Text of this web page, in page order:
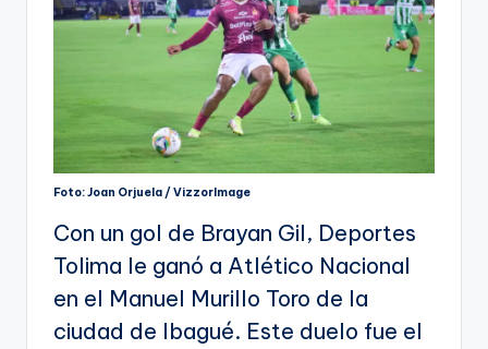
Foto: Joan Orjuela / VizzorImage
Con un gol de Brayan Gil, Deportes
Tolima le ganó a Atlético Nacional
en el Manuel Murillo Toro de la
ciudad de Ibagué. Este duelo fue el